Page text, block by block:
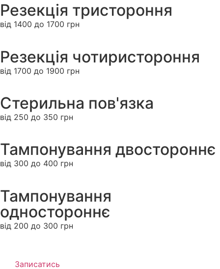
Резекція тристороння
від 1400 до 1700 грн
Резекція чотиристороння
від 1700 до 1900 грн
Стерильна пов'язка
від 250 до 350 грн
Тампонування двостороннє
від 300 до 400 грн
Тампонування
одностороннє
від 200 до 300 грн
Записатись